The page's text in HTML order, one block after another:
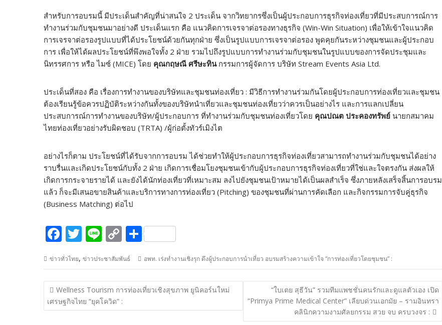
สำหรับการอบรมนี้ มีประเด็นสำคัญที่น่าสนใจ 2 ประเด็น จากวิทยากรซึ่งเป็นผู้ประกอบการธุรกิจท่องเที่ยวที่มีประสบการณ์การ
ทำงานร่วมกับชุมชนมาอย่างดี ประเด็นแรก คือ แนวคิดการเจรจาต่อรองทางธุรกิจ (Win-Win Situation) เพื่อให้เข้าใจแนวคิด
การเจรจาต่อรองรูปแบบที่ได้ประโยชน์ด้วยกันทุกฝ่าย ซึ่งเป็นรูปแบบการเจรจาต่อรอง พูดคุยกันระหว่างชุมชนและผู้ประกอบ
การ เพื่อให้ได้ผลประโยชน์ที่พึงพอใจทั้ง 2 ฝ่าย รวมไปถึงรูปแบบการทำงานร่วมกับชุมชนในรูปแบบของการจัดประชุมและ
นิทรรศการ หรือ ไมซ์ (MICE) โดย คุณกฤษณี ศรีษะทินกรรมการผู้จัดการ บริษัท Stream Events Asia Ltd.
ประเด็นที่สอง คือ เรื่องการทำงานของบริษัทและชุมชนท่องเที่ยว : มีวิธีการทำงานร่วมกันโดยผู้ประกอบการท่องเที่ยวและชุมชน
ต้องเรียนรู้ข้อควรปฏิบัติระหว่างกันทั้งของบริษัทนำเที่ยวและชุมชนท่องเที่ยวว่าควรเป็นอย่างไร และการแลกเปลี่ยน
ประสบการณ์การทำงานของบริษัท/ผู้ประกอบการ ที่ทำงานร่วมกับชุมชนท่องเที่ยวโดย คุณปณต ประคองทรัพย์ นายกสมาคม
ไทยท่องเที่ยวอย่างรับผิดชอบ (TRTA) /ผู้ก่อตั้งทัวร์เมิงไต
อย่างไรก็ตาม ประโยชน์ที่ได้รับจากการอบรม ได้ช่วยทำให้ผู้ประกอบการธุรกิจท่องเที่ยวสามารถทำงานร่วมกับชุมชนได้อย่าง
ราบรื่นและเกิดประโยชน์กับทั้ง 2 ฝ่าย เกิดการเชื่อมโยงชุมชนเข้ากับผู้ประกอบการธุรกิจท่องเที่ยวที่ใช่และใจตรงกัน ส่งผลให้
เกิดการกระจายรายได้ และยังได้นักท่องเที่ยวที่เหมาะสม ลงไปยังชุมชนเป้าหมายได้เป็นผลสำเร็จ ซึ่งภายหลังเสร็จสิ้นการอบรม
แล้ว ก็จะมีเสนอขายสินค้าและบริการทางการท่องเที่ยว (Pitching) ของชุมชนที่ผ่านการคัดเลือก และกิจกรรมการจับคู่ธุรกิจ
(Business Matching) ต่อไป
F
ac
e
b
o
o
T
itt
er
Li
e
C
o
p
y
Li
n
S
ar
e
ข่าวทั่วไทย, ข่าวประชาสัมพันธ์ อพท. เร่งทำงานเชิงรุก ดึงผู้ประกอบการนำเที่ยว อบรมสร้างความเข้าใจ “การท่องเที่ยวโดยชุมชน” :
แนะแนว
เรื่อง
Wellness Tourism การท่องเที่ยวเชิงสุขภาพ ยูนิคอร์นใหม่
เศรษฐกิจไทย “ยุคโควิด” :
“ใบเตย สุธีวัน” รวมทีมแพชชั่นคนรักและดูแลตัวเอง เปิด
“Primya Prime Medical Center” เลียบด่วนเอกมัย – รามอินทรา
คลินิกความงามศัลยกรรม สวย จบ ครบวงจร :